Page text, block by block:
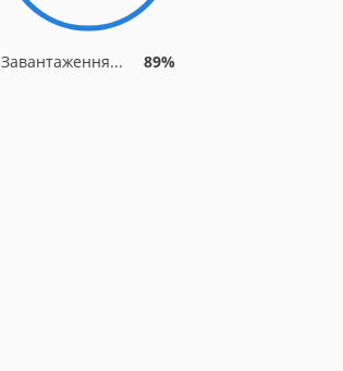
Завантаження... 89%